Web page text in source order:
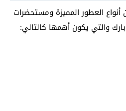
أنواع العطور المميزة ومستحضرات
والتي يكون أهمها كالتالي: